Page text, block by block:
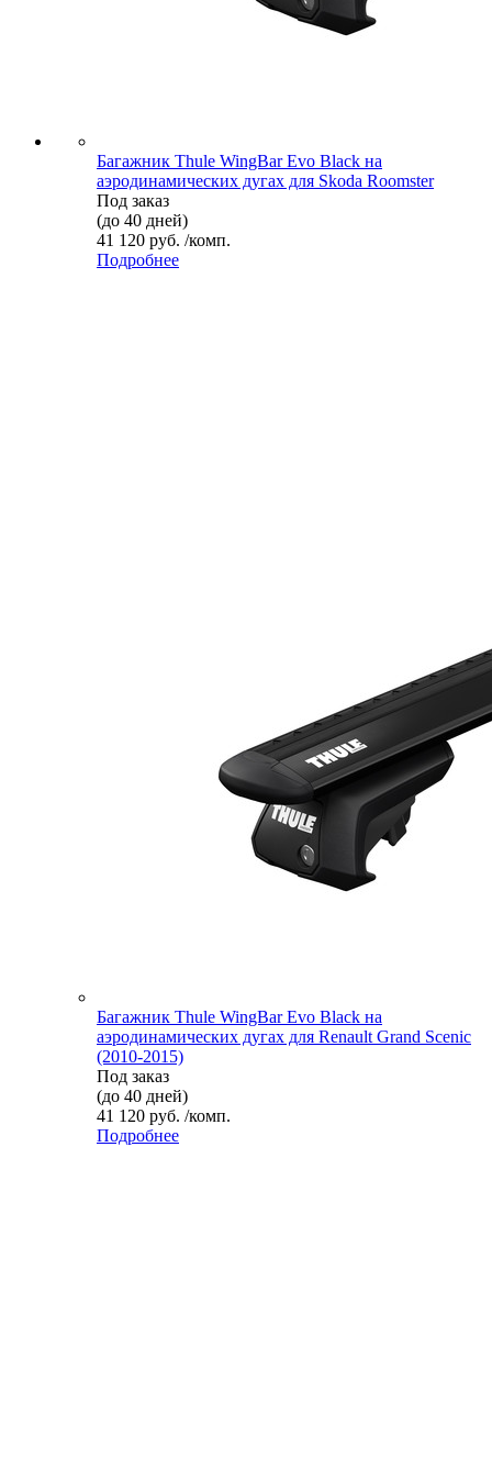
Багажник Thule WingBar Evo Black на
аэродинамических дугах для Skoda Roomster
Под заказ
(до 40 дней)
41 120 руб. /комп.
Подробнее
Багажник Thule WingBar Evo Black на
аэродинамических дугах для Renault Grand Scenic
(2010-2015)
Под заказ
(до 40 дней)
41 120 руб. /комп.
Подробнее